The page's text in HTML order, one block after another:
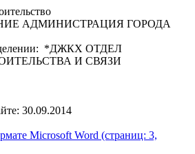
АДМИНИСТРАЦИЯ ГОРОДА
*ДЖКХ ОТДЕЛ
И СВЯЗИ
30.09.2014
Microsoft Word (страниц: 3,